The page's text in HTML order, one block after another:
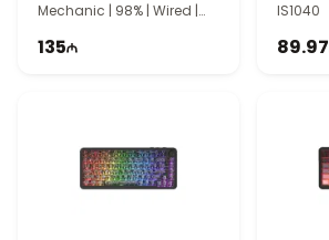
Mechanic | 98% | Wired |
135
IS1040
89.97